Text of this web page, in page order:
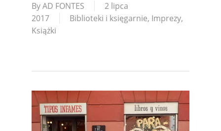
ByAD FONTES
2 lipca
2017
Biblioteki i księgarnie, Imprezy,
Książki